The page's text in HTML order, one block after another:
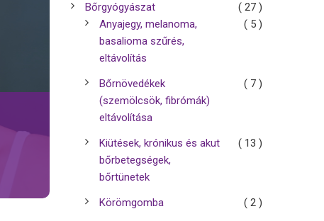
Bőrgyógyászat
( 27 )
Anyajegy, melanoma,
basalioma szűrés,
eltávolítás
( 5 )
Bőrnövedékek
(szemölcsök, fibrómák)
eltávolítása
( 7 )
Kiütések, krónikus és akut
bőrbetegségek,
bőrtünetek
( 13 )
Körömgomba
( 2 )